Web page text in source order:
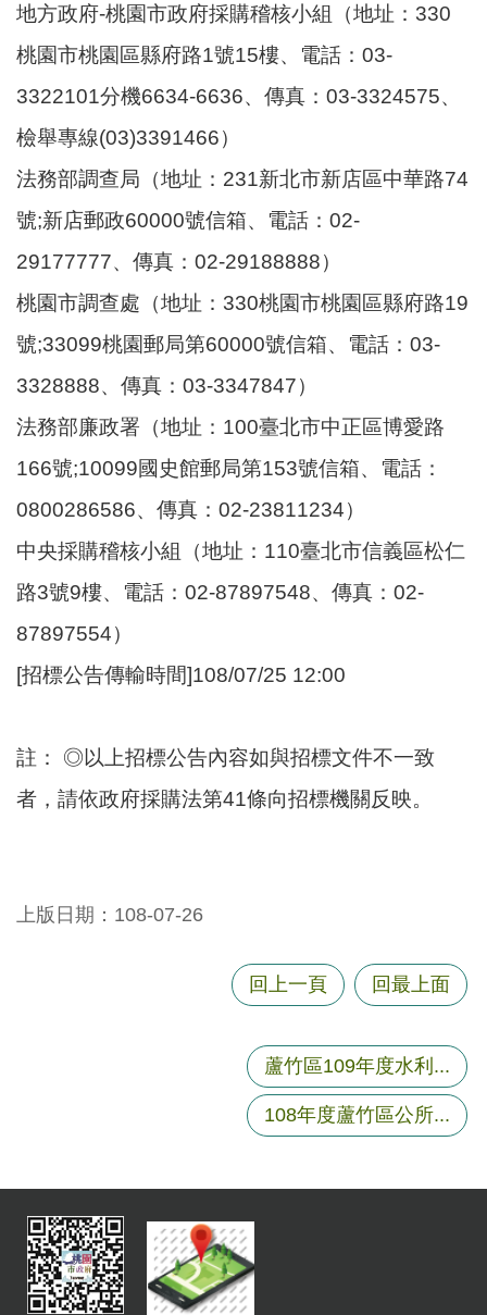
地方政府-桃園市政府採購稽核小組（地址：330
桃園市桃園區縣府路1號15樓、電話：03-
3322101分機6634-6636、傳真：03-3324575、
檢舉專線(03)3391466）
法務部調查局（地址：231新北市新店區中華路74
號;新店郵政60000號信箱、電話：02-
29177777、傳真：02-29188888）
桃園市調查處（地址：330桃園市桃園區縣府路19
號;33099桃園郵局第60000號信箱、電話：03-
3328888、傳真：03-3347847）
法務部廉政署（地址：100臺北市中正區博愛路
166號;10099國史館郵局第153號信箱、電話：
0800286586、傳真：02-23811234）
中央採購稽核小組（地址：110臺北市信義區松仁
路3號9樓、電話：02-87897548、傳真：02-
87897554）
[招標公告傳輸時間]108/07/25 12:00
註： ◎以上招標公告內容如與招標文件不一致
者，請依政府採購法第41條向招標機關反映。
上版日期：108-07-26
回上一頁 回最上面
蘆竹區109年度水利...
108年度蘆竹區公所...